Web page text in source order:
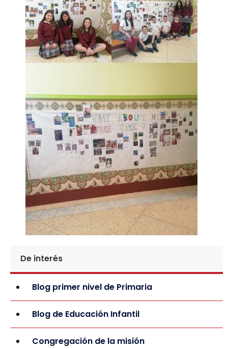
De interés
Blog primer nivel de Primaria
Blog de Educación Infantil
Congregación de la misión